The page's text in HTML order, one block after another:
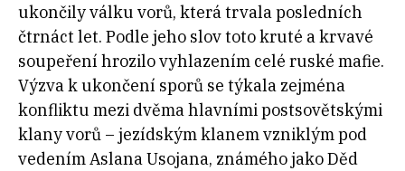
ukončily válku vorů, která trvala posledních
čtrnáct let. Podle jeho slov toto kruté a krvavé
soupeření hrozilo vyhlazením celé ruské mafie.
Výzva k ukončení sporů se týkala zejména
konfliktu mezi dvěma hlavními postsovětskými
klany vorů – jezídským klanem vzniklým pod
vedením Aslana Usojana, známého jako Děd